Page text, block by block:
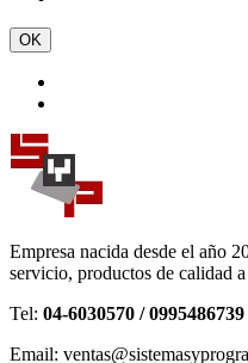
OK
Empresa nacida desde el año
servicio, productos de calidad
Tel: 04-6030570 / 0995486739
Email: